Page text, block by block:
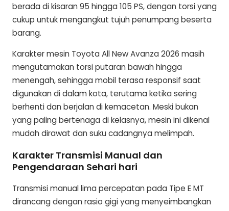
berada di kisaran 95 hingga 105 PS, dengan torsi yang
cukup untuk mengangkut tujuh penumpang beserta
barang.
Karakter mesin Toyota All New Avanza 2026 masih
mengutamakan torsi putaran bawah hingga
menengah, sehingga mobil terasa responsif saat
digunakan di dalam kota, terutama ketika sering
berhenti dan berjalan di kemacetan. Meski bukan
yang paling bertenaga di kelasnya, mesin ini dikenal
mudah dirawat dan suku cadangnya melimpah.
Karakter Transmisi Manual dan
Pengendaraan Sehari hari
Transmisi manual lima percepatan pada Tipe E MT
dirancang dengan rasio gigi yang menyeimbangkan